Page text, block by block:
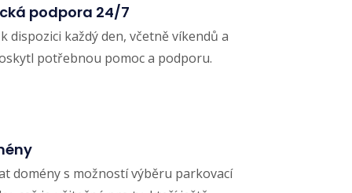
podpora 24/7
dispozici každý den, včetně víkendů a
potřebnou pomoc a podporu.
domény s možností výběru parkovací